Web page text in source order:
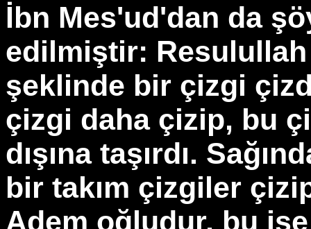
İbn Mes'ud'dan da
edilmiştir:
şeklinde bir çizgi
çizgi daha çizip, bu
dışına taşırdı.
bir takım çizgiler
Adem oğludur, bu